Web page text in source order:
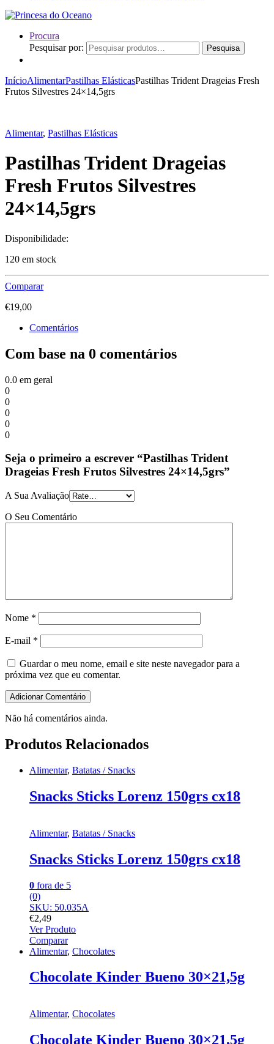
Procura
Pesquisar por:
Pesquisa
InícioAlimentarPastilhas ElásticasPastilhas Trident Drageias Fresh
Frutos Silvestres 24×14,5grs
Alimentar, Pastilhas Elásticas
Pastilhas Trident Drageias
Fresh Frutos Silvestres
24×14,5grs
Disponibilidade:
120 em stock
Comparar
€19,00
Comentários
Com base na 0 comentários
0.0 em geral
0
0
0
0
0
Seja o primeiro a escrever “Pastilhas Trident
Drageias Fresh Frutos Silvestres 24×14,5grs”
A Sua Avaliação
O Seu Comentário
Nome *
E-mail *
Guardar o meu nome, email e site neste navegador para a
próxima vez que eu comentar.
Não há comentários ainda.
Produtos Relacionados
Alimentar, Batatas / Snacks
Snacks Sticks Lorenz 150grs cx18
Alimentar, Batatas / Snacks
Snacks Sticks Lorenz 150grs cx18
0 fora de 5
(0)
SKU: 50.035A
€2,49
Ver Produto
Comparar
Alimentar, Chocolates
Chocolate Kinder Bueno 30×21,5g
Alimentar, Chocolates
Chocolate Kinder Bueno 30×21,5g